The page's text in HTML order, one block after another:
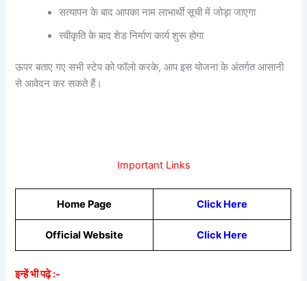
सत्यापन के बाद आपका नाम लाभार्थी सूची में जोड़ा जाएगा
स्वीकृति के बाद शेड निर्माण कार्य शुरू होगा
ऊपर बताए गए सभी स्टेप को फॉलो करके, आप इस योजना के अंतर्गत आसानी
से आवेदन कर सकते हैं।
Important Links
Home Page Click Here
Official Website Click Here
इन्हें भी पढ़े :-